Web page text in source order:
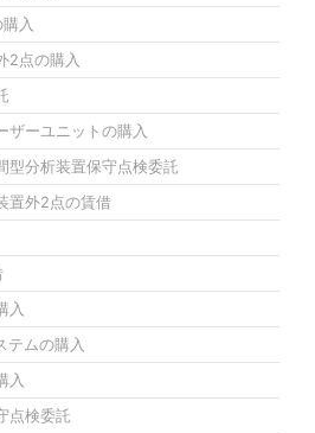
入
2点の購入
ザーユニットの購入
型分析装置保守点検委託
置外2点の賃借
入
テムの購入
入
点検委託